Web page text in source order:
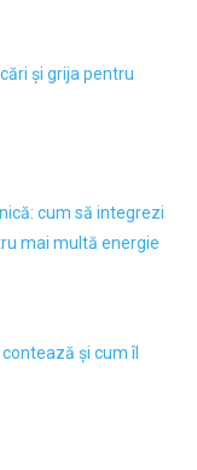
și grija pentru
cum să integrezi
mai multă energie
și cum îl